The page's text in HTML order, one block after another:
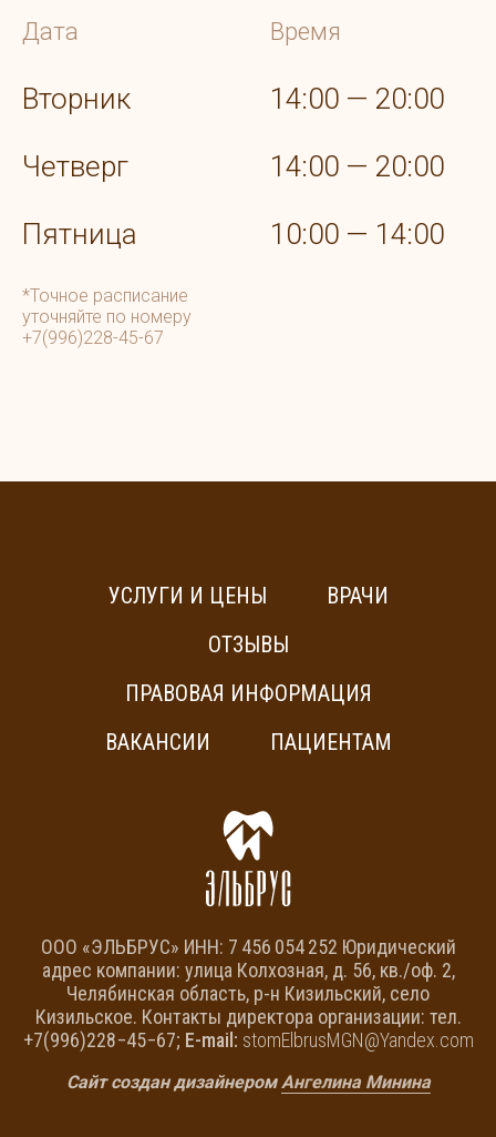
Дата Время
Вторник 14:00 — 20:00
Четверг 14:00 — 20:00
Пятница 10:00 — 14:00
*Точное расписание
уточняйте по номеру
+7(996)228-45-67
УСЛУГИ И ЦЕНЫ
ВРАЧИ
ОТЗЫВЫ
ПРАВОВАЯ ИНФОРМАЦИЯ
ВАКАНСИИ
ПАЦИЕНТАМ
ООО «ЭЛЬБРУС» ИНН: 7 456 054 252 Юридический
адрес компании: улица Колхозная, д. 56, кв./оф. 2,
Челябинская область, р-н Кизильский, село
Кизильское. Контакты директора организации: тел.
+7(996)228−45−67; E-mail: stomElbrusMGN@Yandex.com
Сайт создан дизайнеромАнгелина Минина